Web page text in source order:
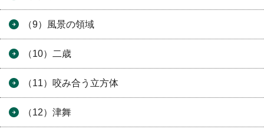
（9）風景の領域
（10）二歳
（11）咬み合う立方体
（12）津舞